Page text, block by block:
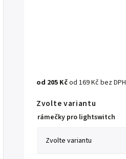
od 205 Kčod 169 Kčbez DPH
Zvolte variantu
rámečky pro lightswitch